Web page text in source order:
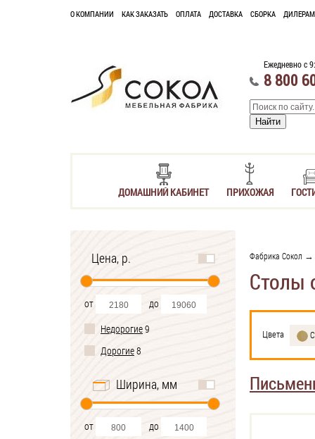
О КОМПАНИИ КАК ЗАКАЗАТЬ ОПЛАТА ДОСТАВКА СБОРКА ДИЛЕРАМ
Ежедневно с
8 800
ДОМАШНИЙ КАБИНЕТ ПРИХОЖАЯ
Цена, р.
от
до
Недорогие9
Дорогие8
Ширина, мм
от до
Фабрика Сокол →
Столы
Цвета